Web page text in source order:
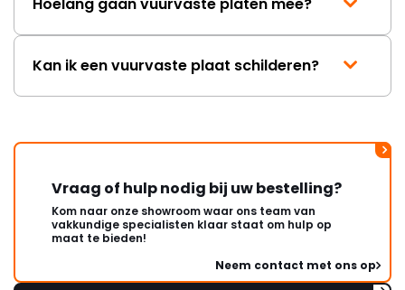
Hoelang gaan vuurvaste platen mee?
Kan ik een vuurvaste plaat schilderen?
Vraag of hulp nodig bij uw bestelling?
Kom naar onze showroom waar ons team van
vakkundige specialisten klaar staat om hulp op
maat te bieden!
Neem contact met ons op